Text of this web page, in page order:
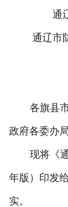
通
通辽市
各旗县
政府各委办
现将《
年版）印发
实。